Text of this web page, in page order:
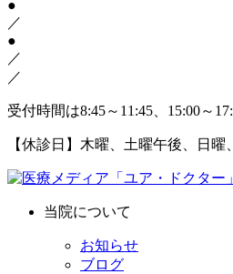
●
／
●
／
／
受付時間は8:45～11:45、15:00～
【休診日】木曜、土曜午後、日曜
当院について
お知らせ
ブログ